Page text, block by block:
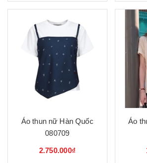
Áo thun nữ Hàn Quốc
080709
2.750.000₫
Áo